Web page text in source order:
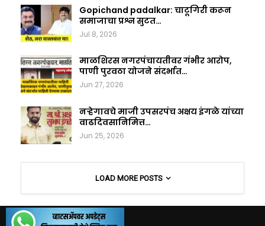
Gopichand padalkar: चाटूगिरी करून
समाजाचा प्रश्न सुटत…
Jul 8, 2026
माळशिरस नगरपंचायतीवर गंभीर आरोप,
पाणी पुरवठा योजने संदर्भात…
Jun 27, 2026
नऱ्हेगावचे माजी उपसरपंच अक्षय इंगळे यांच्या
वाढदिवसानिमित्त…
Jun 25, 2026
LOAD MORE POSTS